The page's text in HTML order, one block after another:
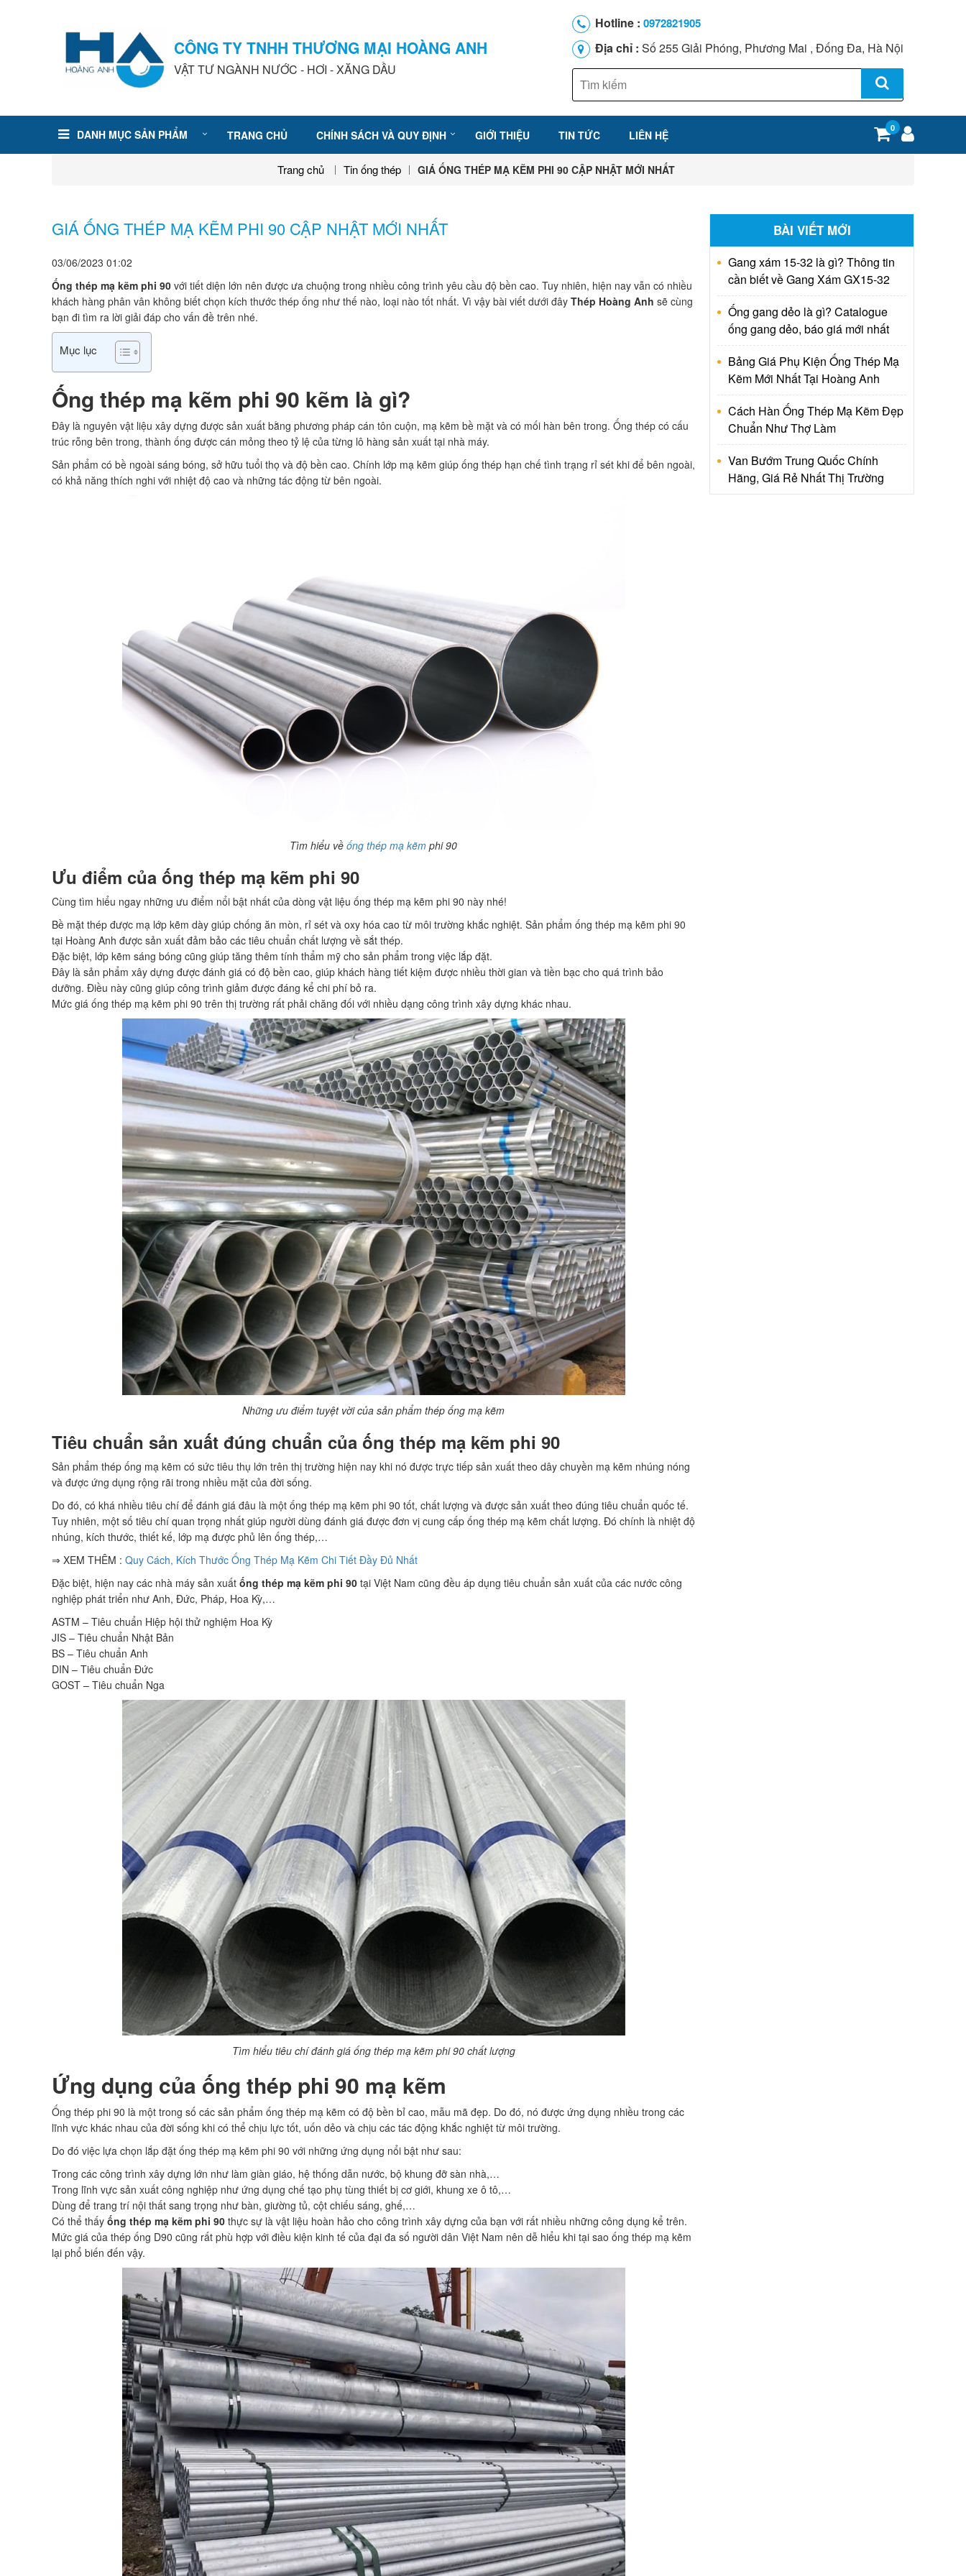
CÔNG TY TNHH THƯƠNG MẠI HOÀNG ANH
VẬT TƯ NGÀNH NƯỚC - HƠI - XĂNG DẦU
Hotline : 0972821905
Địa chỉ : Số 255 Giải Phóng, Phương Mai , Đống Đa, Hà Nội
DANH MỤC SẢN PHẨM TRANG CHỦ CHÍNH SÁCH VÀ QUY ĐỊNH GIỚI THIỆU TIN TỨC LIÊN HỆ
0
Trang chủ Tin ống thép GIÁ ỐNG THÉP MẠ KẼM PHI 90 CẬP NHẬT MỚI NHẤT
GIÁ ỐNG THÉP MẠ KẼM PHI 90 CẬP NHẬT MỚI NHẤT
03/06/2023 01:02
Ống thép mạ kẽm phi 90 với tiết diện lớn nên được ưa chuộng trong nhiều công trình yêu cầu độ bền cao. Tuy nhiên, hiện nay vẫn có nhiều
khách hàng phân vân không biết chọn kích thước thép ống như thế nào, loại nào tốt nhất. Vì vậy bài viết dưới đây Thép Hoàng Anh sẽ cùng
bạn đi tìm ra lời giải đáp cho vấn đề trên nhé.
Mục lục
Ống thép mạ kẽm phi 90 kẽm là gì?
Đây là nguyên vật liệu xây dựng được sản xuất bằng phương pháp cán tôn cuộn, mạ kẽm bề mặt và có mối hàn bên trong. Ống thép có cấu
trúc rỗng bên trong, thành ống được cán mỏng theo tỷ lệ của từng lô hàng sản xuất tại nhà máy.
Sản phẩm có bề ngoài sáng bóng, sở hữu tuổi thọ và độ bền cao. Chính lớp mạ kẽm giúp ống thép hạn chế tình trạng rỉ sét khi để bên ngoài,
có khả năng thích nghi với nhiệt độ cao và những tác động từ bên ngoài.
Tìm hiểu về ống thép mạ kẽm phi 90
Ưu điểm của ống thép mạ kẽm phi 90
Cùng tìm hiểu ngay những ưu điểm nổi bật nhất của dòng vật liệu ống thép mạ kẽm phi 90 này nhé!
Bề mặt thép được mạ lớp kẽm dày giúp chống ăn mòn, rỉ sét và oxy hóa cao từ môi trường khắc nghiệt. Sản phẩm ống thép mạ kẽm phi 90
tại Hoàng Anh được sản xuất đảm bảo các tiêu chuẩn chất lượng về sắt thép.
Đặc biệt, lớp kẽm sáng bóng cũng giúp tăng thêm tính thẩm mỹ cho sản phẩm trong việc lắp đặt.
Đây là sản phẩm xây dựng được đánh giá có độ bền cao, giúp khách hàng tiết kiệm được nhiều thời gian và tiền bạc cho quá trình bảo
dưỡng. Điều này cũng giúp công trình giảm được đáng kể chi phí bỏ ra.
Mức giá ống thép mạ kẽm phi 90 trên thị trường rất phải chăng đối với nhiều dạng công trình xây dựng khác nhau.
Những ưu điểm tuyệt vời của sản phẩm thép ống mạ kẽm
Tiêu chuẩn sản xuất đúng chuẩn của ống thép mạ kẽm phi 90
Sản phẩm thép ống mạ kẽm có sức tiêu thụ lớn trên thị trường hiện nay khi nó được trực tiếp sản xuất theo dây chuyền mạ kẽm nhúng nóng
và được ứng dụng rộng rãi trong nhiều mặt của đời sống.
Do đó, có khá nhiều tiêu chí để đánh giá đâu là một ống thép mạ kẽm phi 90 tốt, chất lượng và được sản xuất theo đúng tiêu chuẩn quốc tế.
Tuy nhiên, một số tiêu chí quan trọng nhất giúp người dùng đánh giá được đơn vị cung cấp ống thép mạ kẽm chất lượng. Đó chính là nhiệt độ
nhúng, kích thước, thiết kế, lớp mạ được phủ lên ống thép,…
⇒ XEM THÊM : Quy Cách, Kích Thước Ống Thép Mạ Kẽm Chi Tiết Đầy Đủ Nhất
Đặc biệt, hiện nay các nhà máy sản xuất ống thép mạ kẽm phi 90 tại Việt Nam cũng đều áp dụng tiêu chuẩn sản xuất của các nước công
nghiệp phát triển như Anh, Đức, Pháp, Hoa Kỳ,…
ASTM – Tiêu chuẩn Hiệp hội thử nghiệm Hoa Kỳ
JIS – Tiêu chuẩn Nhật Bản
BS – Tiêu chuẩn Anh
DIN – Tiêu chuẩn Đức
GOST – Tiêu chuẩn Nga
Tìm hiểu tiêu chí đánh giá ống thép mạ kẽm phi 90 chất lượng
Ứng dụng của ống thép phi 90 mạ kẽm
Ống thép phi 90 là một trong số các sản phẩm ống thép mạ kẽm có độ bền bỉ cao, mẫu mã đẹp. Do đó, nó được ứng dụng nhiều trong các
lĩnh vực khác nhau của đời sống khi có thể chịu lực tốt, uốn dẻo và chịu các tác động khắc nghiệt từ môi trường.
Do đó việc lựa chọn lắp đặt ống thép mạ kẽm phi 90 với những ứng dụng nổi bật như sau:
Trong các công trình xây dựng lớn như làm giàn giáo, hệ thống dẫn nước, bộ khung đỡ sàn nhà,…
Trong lĩnh vực sản xuất công nghiệp như ứng dụng chế tạo phụ tùng thiết bị cơ giới, khung xe ô tô,…
Dùng để trang trí nội thất sang trọng như bàn, giường tủ, cột chiếu sáng, ghế,…
Có thể thấy ống thép mạ kẽm phi 90 thực sự là vật liệu hoàn hảo cho công trình xây dựng của bạn với rất nhiều những công dụng kể trên.
Mức giá của thép ống D90 cũng rất phù hợp với điều kiện kinh tế của đại đa số người dân Việt Nam nên dễ hiểu khi tại sao ống thép mạ kẽm
lại phổ biến đến vậy.
BÀI VIẾT MỚI
Gang xám 15-32 là gì? Thông tin
cần biết về Gang Xám GX15-32
Ống gang dẻo là gì? Catalogue
ống gang dẻo, báo giá mới nhất
Bảng Giá Phụ Kiện Ống Thép Mạ
Kẽm Mới Nhất Tại Hoàng Anh
Cách Hàn Ống Thép Mạ Kẽm Đẹp
Chuẩn Như Thợ Làm
Van Bướm Trung Quốc Chính
Hãng, Giá Rẻ Nhất Thị Trường